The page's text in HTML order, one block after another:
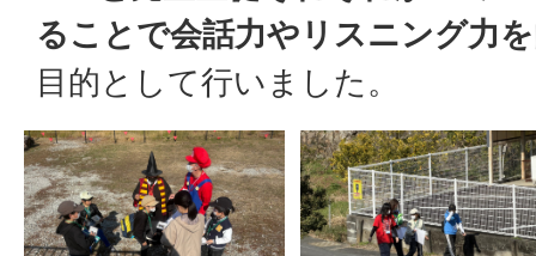
ることで会話力やリスニング力
目的として行いました。